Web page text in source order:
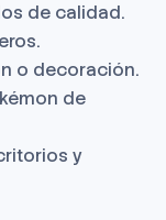
de calidad.
o decoración.
de
y